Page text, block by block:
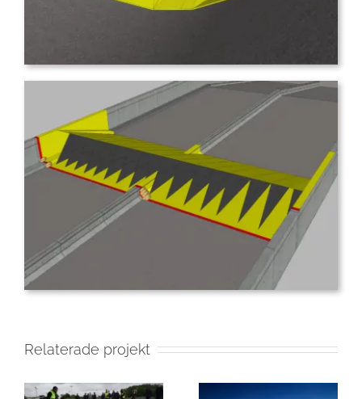
Relaterade projekt